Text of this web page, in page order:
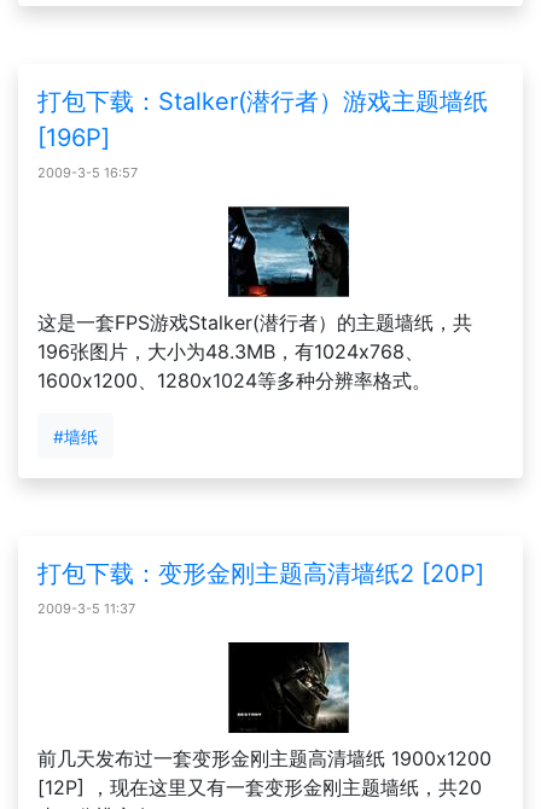
打包下载：Stalker(潜行者）游戏主题墙纸
[196P]
2009-3-5 16:57
这是一套FPS游戏Stalker(潜行者）的主题墙纸，共
196张图片，大小为48.3MB，有1024x768、
1600x1200、1280x1024等多种分辨率格式。
#墙纸
打包下载：变形金刚主题高清墙纸2 [20P]
2009-3-5 11:37
前几天发布过一套变形金刚主题高清墙纸 1900x1200
[12P] ，现在这里又有一套变形金刚主题墙纸，共20